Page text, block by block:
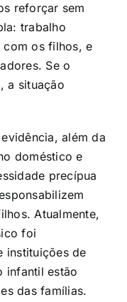
reforçar sem
trabalho
com os filhos, e
Se o
a situação
além da
doméstico e
precípua
Atualmente,
foi
instituições de
infantil estão
das famílias.